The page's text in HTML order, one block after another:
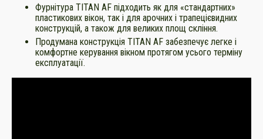
Фурнітура TITAN AF підходить як для «стандартних»
пластикових вікон, так і для арочних і трапецієвидних
конструкцій, а також для великих площ скління.
Продумана конструкція TITAN AF забезпечує легке і
комфортне керування вікном протягом усього терміну
експлуатації.